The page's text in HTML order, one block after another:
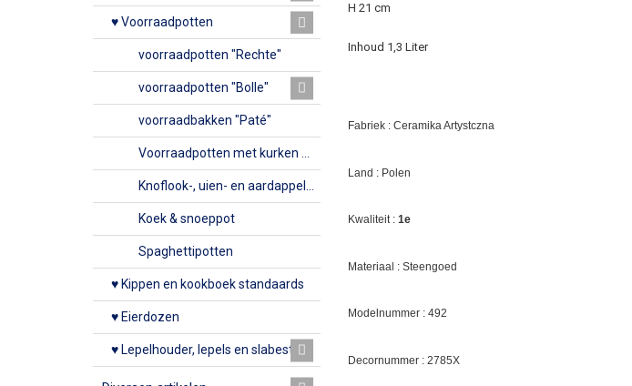
♥ Voorraadpotten
voorraadpotten "Rechte"
voorraadpotten "Bolle"
voorraadbakken "Paté"
Koek & snoeppot
Spaghettipotten
♥ Kippen en kookboek standaards
♥ Eierdozen
♥ Lepelhouder, lepels en slabestek
H 21 cm
Inhoud 1,3 Liter
Fabriek : Ceramika Artystczna
Land : Polen
Kwaliteit : 1e
Materiaal : Steengoed
Modelnummer : 492
Decornummer : 2785X